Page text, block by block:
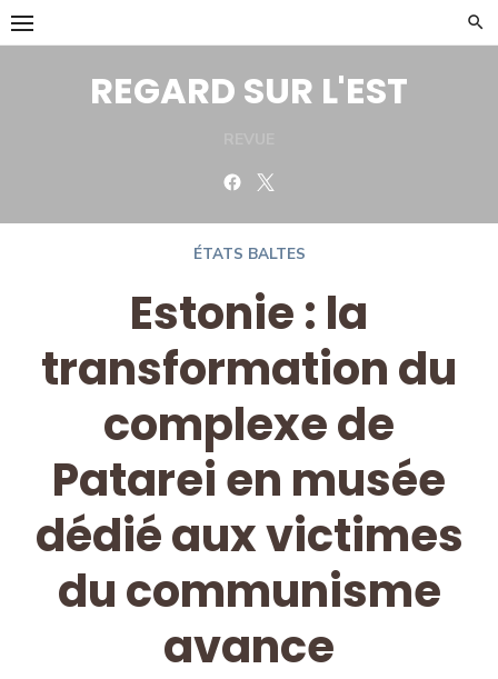
Skip
to
REGARD SUR L'EST
Facebook
ÉTATS BALTES
Estonie : la
transformation du
complexe de
Patarei en musée
dédié aux victimes
du communisme
avance